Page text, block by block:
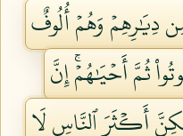
دِيَٰرِهِمۡ وَهُمۡ أُلُوفٌ
ثُمَّ أَحۡيَٰهُمۡۚ إِنَّ
أَكۡثَرَ ٱلنَّاسِ لَا